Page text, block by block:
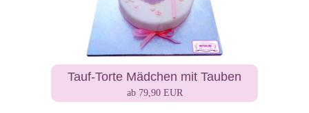
Tauf-Torte Mädchen mit Tauben
ab 79,90 EUR